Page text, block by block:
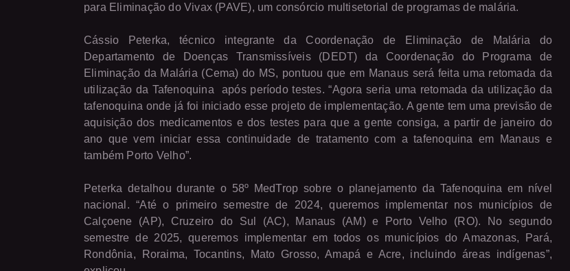
para Eliminação do Vivax (PAVE), um consórcio multisetorial de programas de malária.
Cássio Peterka, técnico integrante da Coordenação de Eliminação de Malária do
Departamento de Doenças Transmissíveis (DEDT) da Coordenação do Programa de
Eliminação da Malária (Cema) do MS, pontuou que em Manaus será feita uma retomada da
utilização da Tafenoquina
após período testes. “Agora seria uma retomada da utilização da
tafenoquina onde já foi iniciado esse projeto de implementação. A gente tem uma previsão de
aquisição dos medicamentos e dos testes para que a gente consiga, a partir de janeiro do
ano que vem iniciar essa continuidade de tratamento com a tafenoquina em Manaus e
também Porto Velho”.
Peterka detalhou durante o 58º MedTrop sobre o planejamento da Tafenoquina em nível
nacional. “Até o primeiro semestre de 2024, queremos implementar nos municípios de
Calçoene (AP), Cruzeiro do Sul (AC), Manaus (AM) e Porto Velho (RO). No segundo
semestre de 2025, queremos implementar em todos os municípios do Amazonas, Pará,
Rondônia, Roraima, Tocantins, Mato Grosso, Amapá e Acre, incluindo áreas indígenas”,